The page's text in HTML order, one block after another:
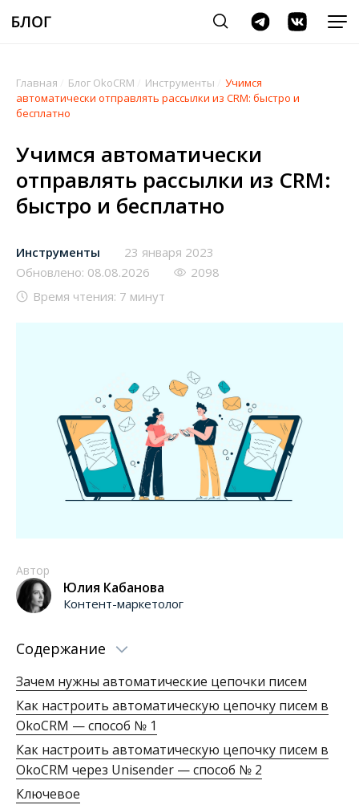
Главная Блог OkoCRM Инструменты
Учимся
автоматически отправлять рассылки из CRM: быстро и
бесплатно
Учимся автоматически
отправлять рассылки из CRM:
быстро и бесплатно
Инструменты
23 января 2023
Обновлено: 08.08.2026
2098
Время чтения: 7 минут
Автор
Юлия Кабанова
Контент-маркетолог
Содержание
Зачем нужны автоматические цепочки писем
Как настроить автоматическую цепочку писем в
OkoCRM — способ № 1
Как настроить автоматическую цепочку писем в
OkoCRM через Unisender — способ № 2
Ключевое